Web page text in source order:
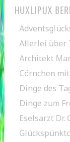
HUXLIPUX
Allerlei über
Architekt
Cörnchen
Dinge des
Dinge zum
Eselsarzt Dr.